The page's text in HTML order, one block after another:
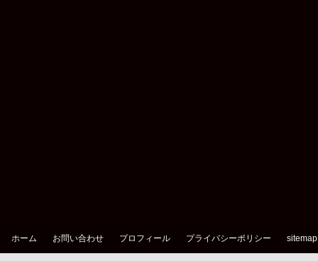
ホーム お問い合わせ プロフィール プライバシーポリシー sitemap